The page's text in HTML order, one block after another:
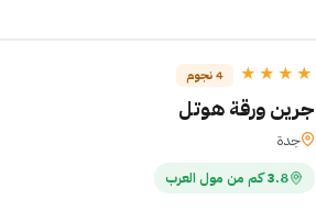
★★★★ 4 نجوم
جرين ورقة هوتل
جدة
3.8 كم من مول العرب